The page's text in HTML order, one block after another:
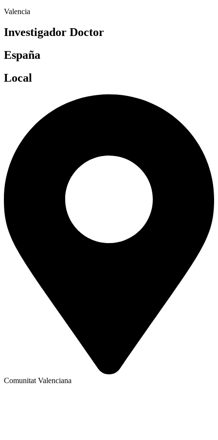
Valencia
Investigador Doctor
España
Local
Comunitat Valenciana